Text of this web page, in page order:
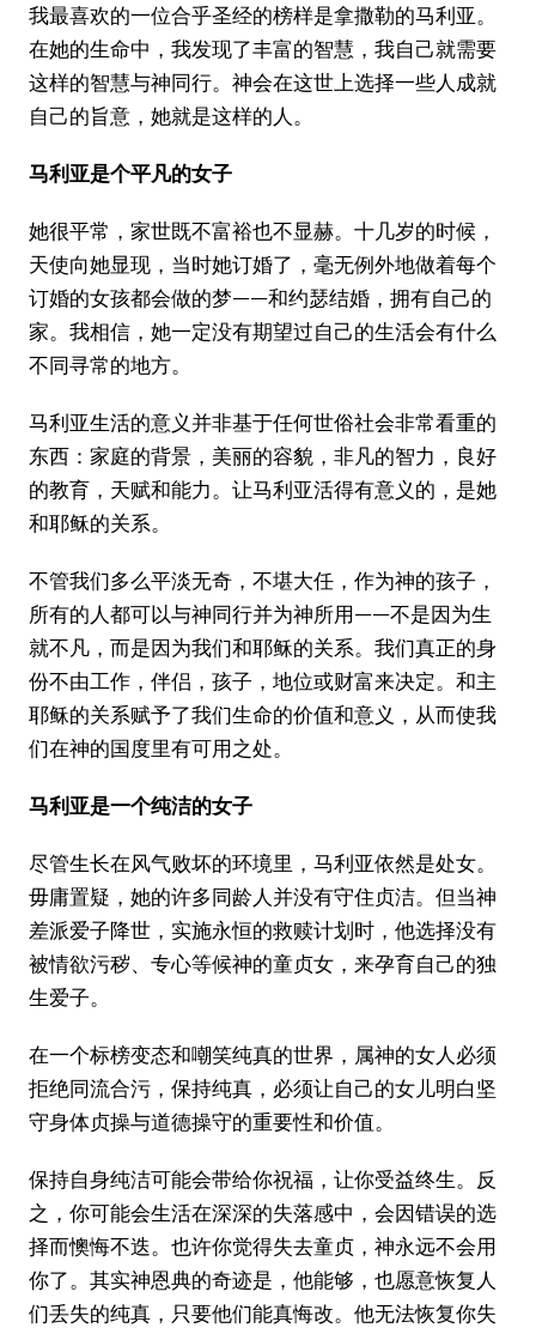
我最喜欢的一位合乎圣经的榜样是拿撒勒的马利亚。
在她的生命中，我发现了丰富的智慧，我自己就需要
这样的智慧与神同行。神会在这世上选择一些人成就
自己的旨意，她就是这样的人。
马利亚是个平凡的女子
她很平常，家世既不富裕也不显赫。十几岁的时候，
天使向她显现，当时她订婚了，毫无例外地做着每个
订婚的女孩都会做的梦——和约瑟结婚，拥有自己的
家。我相信，她一定没有期望过自己的生活会有什么
不同寻常的地方。
马利亚生活的意义并非基于任何世俗社会非常看重的
东西：家庭的背景，美丽的容貌，非凡的智力，良好
的教育，天赋和能力。让马利亚活得有意义的，是她
和耶稣的关系。
不管我们多么平淡无奇，不堪大任，作为神的孩子，
所有的人都可以与神同行并为神所用——不是因为生
就不凡，而是因为我们和耶稣的关系。我们真正的身
份不由工作，伴侣，孩子，地位或财富来决定。和主
耶稣的关系赋予了我们生命的价值和意义，从而使我
们在神的国度里有可用之处。
马利亚是一个纯洁的女子
尽管生长在风气败坏的环境里，马利亚依然是处女。
毋庸置疑，她的许多同龄人并没有守住贞洁。但当神
差派爱子降世，实施永恒的救赎计划时，他选择没有
被情欲污秽、专心等候神的童贞女，来孕育自己的独
生爱子。
在一个标榜变态和嘲笑纯真的世界，属神的女人必须
拒绝同流合污，保持纯真，必须让自己的女儿明白坚
守身体贞操与道德操守的重要性和价值。
保持自身纯洁可能会带给你祝福，让你受益终生。反
之，你可能会生活在深深的失落感中，会因错误的选
择而懊悔不迭。也许你觉得失去童贞，神永远不会用
你了。其实神恩典的奇迹是，他能够，也愿意恢复人
们丢失的纯真，只要他们能真悔改。他无法恢复你失